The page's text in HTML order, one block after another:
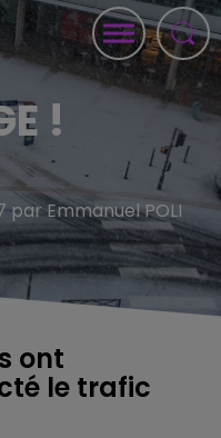
!
par Emmanuel POLI
ont
le trafic